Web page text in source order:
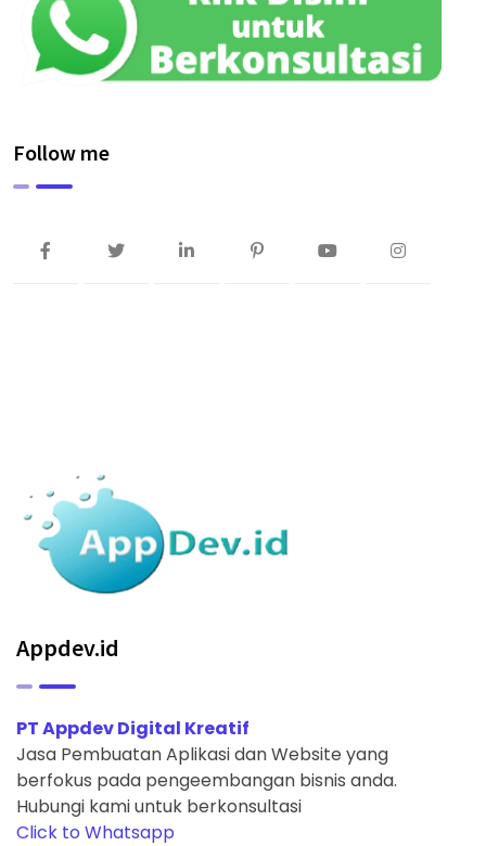
Follow me
Appdev.id
PT Appdev Digital Kreatif
Jasa Pembuatan Aplikasi dan Website yang
berfokus pada pengeembangan bisnis anda.
Hubungi kami untuk berkonsultasi
Click to Whatsapp